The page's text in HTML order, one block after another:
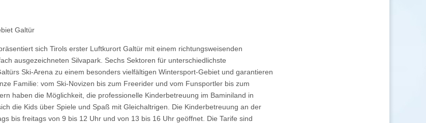
Galtür
sich Tirols erster Luftkurort Galtür mit einem richtungsweisenden
ausgezeichneten Silvapark. Sechs Sektoren für unterschiedlichste
Ski-Arena zu einem besonders vielfältigen Wintersport-Gebiet und garantieren
Familie: vom Ski-Novizen bis zum Freerider und vom Funsportler bis zum
haben die Möglichkeit, die professionelle Kinderbetreuung im Baminiland in
die Kids über Spiele und Spaß mit Gleichaltrigen. Die Kinderbetreuung an der
bis freitags von 9 bis 12 Uhr und von 13 bis 16 Uhr geöffnet. Die Tarife sind